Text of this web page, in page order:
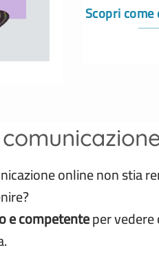
Scopri
online non stia
e competenteper